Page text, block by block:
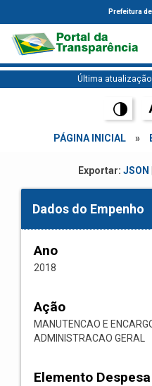
Prefeitura
Última
PÁGINA INICIAL »
Exportar: JSON
Dados do Empenho
Ano
2018
Ação
MANUTENCAO E
ADMINISTRACAO GERAL
Elemento Despesa